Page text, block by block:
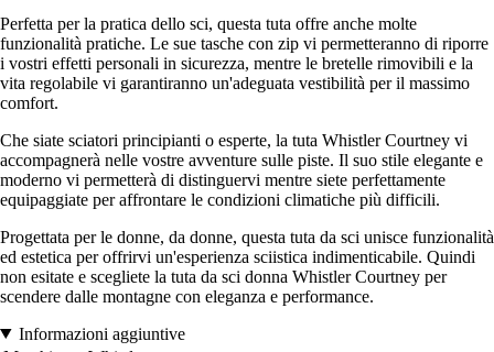
Perfetta per la pratica dello sci, questa tuta offre anche molte
funzionalità pratiche. Le sue tasche con zip vi permetteranno di riporre
i vostri effetti personali in sicurezza, mentre le bretelle rimovibili e la
vita regolabile vi garantiranno un'adeguata vestibilità per il massimo
comfort.
Che siate sciatori principianti o esperte, la tuta Whistler Courtney vi
accompagnerà nelle vostre avventure sulle piste. Il suo stile elegante e
moderno vi permetterà di distinguervi mentre siete perfettamente
equipaggiate per affrontare le condizioni climatiche più difficili.
Progettata per le donne, da donne, questa tuta da sci unisce funzionalità
ed estetica per offrirvi un'esperienza sciistica indimenticabile. Quindi
non esitate e scegliete la tuta da sci donna Whistler Courtney per
scendere dalle montagne con eleganza e performance.
Informazioni aggiuntive